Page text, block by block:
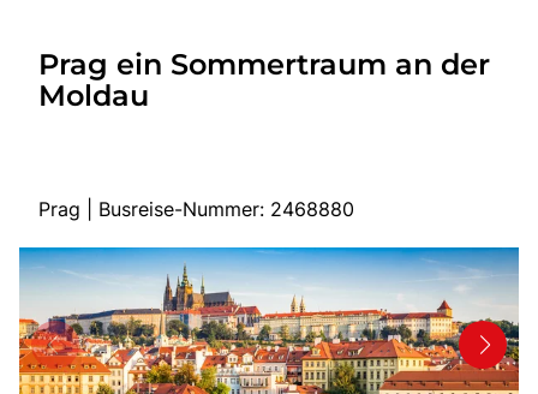
Highlights
Service
Start
Mehrtagesreisen
Tagesreisen
Bus anmieten
Prag ein Sommertraum an der
Moldau
Prag | Busreise-Nummer: 2468880